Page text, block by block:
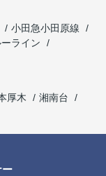
小田急小田原線
ライン
厚木
湘南台
ー